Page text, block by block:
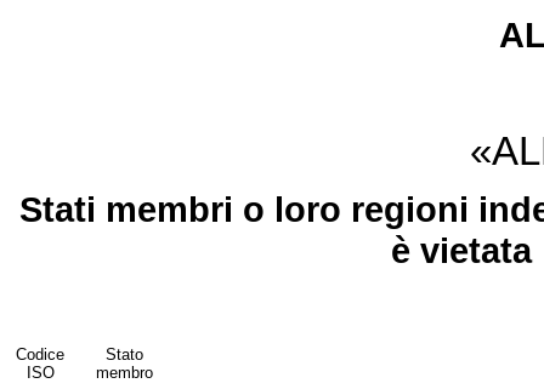
Stati membri o loro regioni
è vietata
Codice
ISO
Stato
membro